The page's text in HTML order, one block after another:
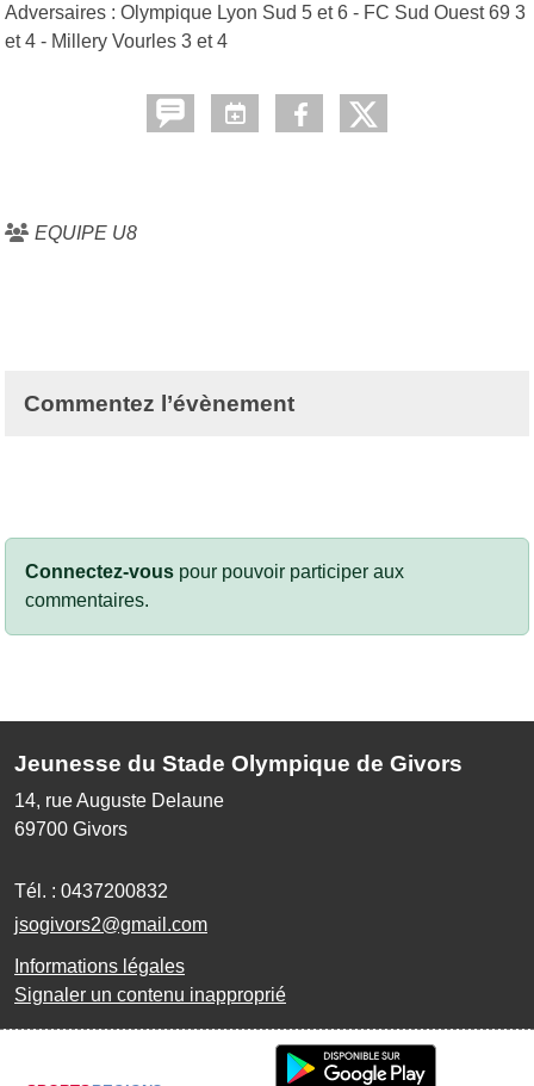
Adversaires : Olympique Lyon Sud 5 et 6 - FC Sud Ouest 69 3
et 4 - Millery Vourles 3 et 4
EQUIPE U8
Commentez l’évènement
Connectez-vous pour pouvoir participer aux
commentaires.
Jeunesse du Stade Olympique de Givors
14, rue Auguste Delaune
69700 Givors
Tél. : 0437200832
jsogivors2@gmail.com
Informations légales
Signaler un contenu inapproprié